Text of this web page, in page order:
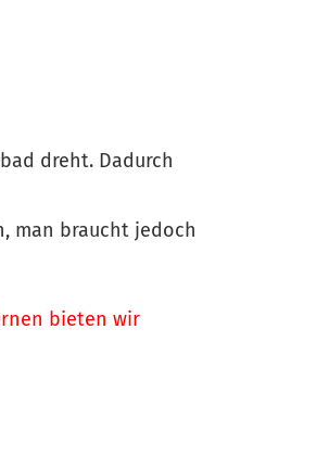
dreht. Dadurch
man braucht jedoch
bieten wir